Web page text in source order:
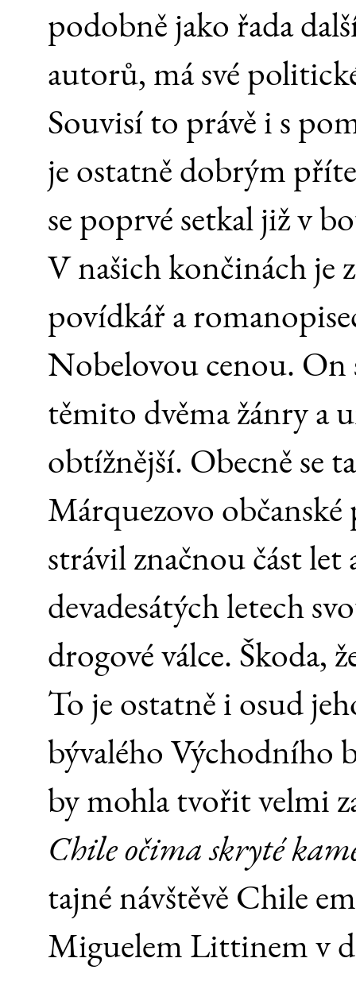
podobně jako řada
autorů, má své
Souvisí to právě i s
je ostatně dobrým
se poprvé setkal již v
V našich končinách je
povídkář a
Nobelovou cenou. On
těmito dvěma žánry a
obtížnější. Obecně se
Márquezovo
strávil značnou část
devadesátých letech
drogové válce. Škoda,
To je ostatně i osud
bývalého Východního
by mohla tvořit velmi
Chile očima skryté
tajné návštěvě Chile
Miguelem Littinem v